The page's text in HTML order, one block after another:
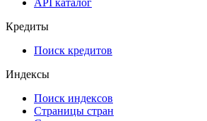
API каталог
Кредиты
Поиск кредитов
Индексы
Поиск индексов
Страницы стран